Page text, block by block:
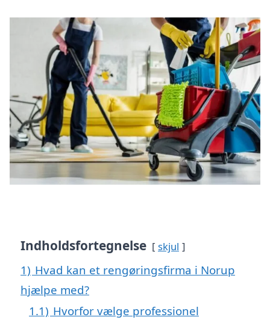
Indholdsfortegnelse skjul
1) Hvad kan et rengøringsfirma i Norup
hjælpe med?
1.1) Hvorfor vælge professionel